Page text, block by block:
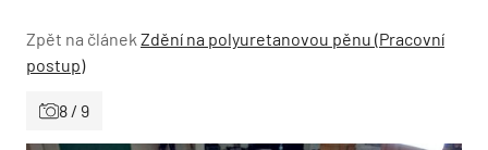
Zpět na článek Zdění na polyuretanovou pěnu (Pracovní
postup)
8 / 9